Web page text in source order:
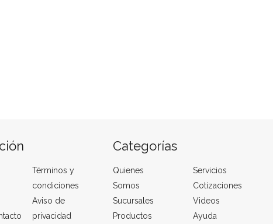
Términos y
condiciones
Aviso de
privacidad
Categorías
Quienes
Somos
Sucursales
Productos
Servicios
Cotizaciones
Videos
Ayuda